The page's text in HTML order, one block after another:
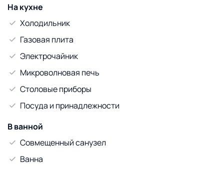
На кухне
Холодильник
Газовая плита
Электрочайник
Микроволновая печь
Столовые приборы
Посуда и принадлежности
В ванной
Совмещенный санузел
Ванна